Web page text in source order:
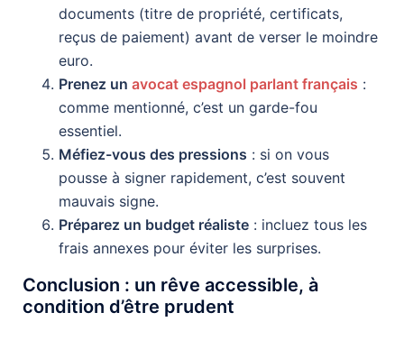
documents (titre de propriété, certificats,
reçus de paiement) avant de verser le moindre
euro.
Prenez un avocat espagnol parlant français :
comme mentionné, c’est un garde-fou
essentiel.
Méfiez-vous des pressions : si on vous
pousse à signer rapidement, c’est souvent
mauvais signe.
Préparez un budget réaliste : incluez tous les
frais annexes pour éviter les surprises.
Conclusion : un rêve accessible, à
condition d’être prudent